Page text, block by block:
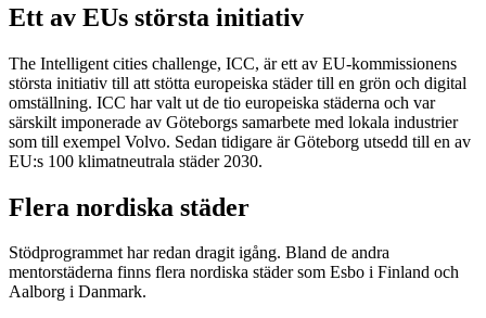
Ett av EUs största initiativ
The Intelligent cities challenge, ICC, är ett av EU-kommissionens
största initiativ till att stötta europeiska städer till en grön och digital
omställning. ICC har valt ut de tio europeiska städerna och var
särskilt imponerade av Göteborgs samarbete med lokala industrier
som till exempel Volvo. Sedan tidigare är Göteborg utsedd till en av
EU:s 100 klimatneutrala städer 2030.
Flera nordiska städer
Stödprogrammet har redan dragit igång. Bland de andra
mentorstäderna finns flera nordiska städer som Esbo i Finland och
Aalborg i Danmark.